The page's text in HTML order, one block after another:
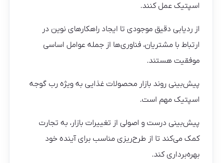
اسپتیک عمل کنند.
از ردیابی دقیق موجودی تا ایجاد راهکارهای نوین در
ارتباط با مشتریان، فناوری‌ها از جمله عوامل اساسی
موفقیت هستند.
پیش‌بینی روند بازار محصولات غذایی به ویژه رب گوجه
اسپتیک مهم است.
پیش‌بینی درست و اصولی از تغییرات بازار، به تجارت
کمک می‌کند تا از طرح‌ریزی مناسب برای آینده خود
بهره‌برداری کند.